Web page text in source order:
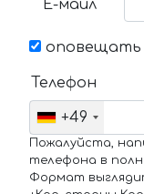
Е-маил
оповещать
Телефон
+49
Пожалуйста,
телефона в
Формат